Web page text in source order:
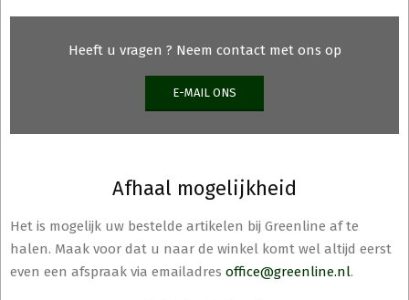
Heeft u vragen ? Neem contact met ons op
E-MAIL ONS
Afhaal mogelijkheid
Het is mogelijk uw bestelde artikelen bij Greenline af te
halen. Maak voor dat u naar de winkel komt wel altijd eerst
even een afspraak via emailadres office@greenline.nl.